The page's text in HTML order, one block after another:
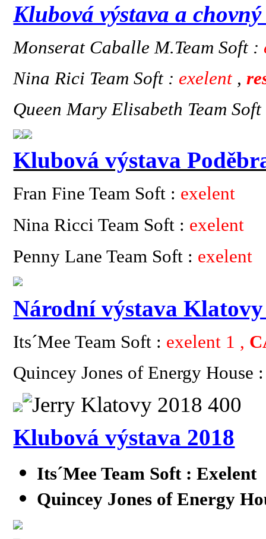
Klubová výstava a
Monserat Caballe M.Team Soft :
Nina Rici Team Soft : exelent ,
Queen Mary Elisabeth Team
Klubová výstava
Fran Fine Team Soft : exelent
Nina Ricci Team Soft : exelent
Penny Lane Team Soft : exelent
Národní výstava Klatovy
Its´Mee Team Soft : exelent 1 ,
Quincey Jones of Energy House
Klubová výstava 2018
Its´Mee Team Soft : Exelent
Quincey Jones of Energy